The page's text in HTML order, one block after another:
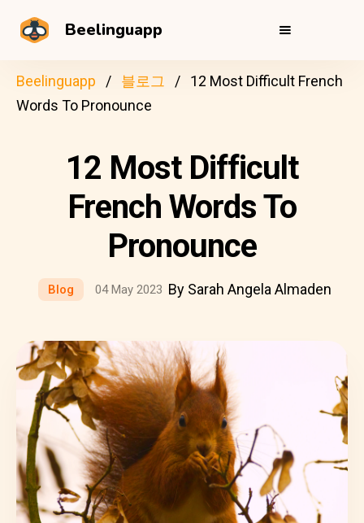
Beelinguapp
Beelinguapp 블로그
12 Most Difficult French
Words To Pronounce
12 Most Difficult
French Words To
Pronounce
Blog 04 May 2023 By Sarah Angela Almaden